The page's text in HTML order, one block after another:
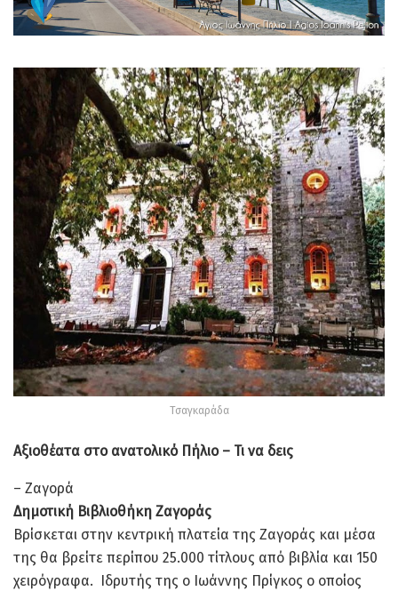
Τσαγκαράδα
Αξιοθέατα στο ανατολικό Πήλιο – Τι να δεις
– Ζαγορά
Δημοτική Βιβλιοθήκη Ζαγοράς
Βρίσκεται στην κεντρική πλατεία της Ζαγοράς και μέσα
της θα βρείτε περίπου 25.000 τίτλους από βιβλία και 150
χειρόγραφα. Ιδρυτής της ο Ιωάννης Πρίγκος ο οποίος